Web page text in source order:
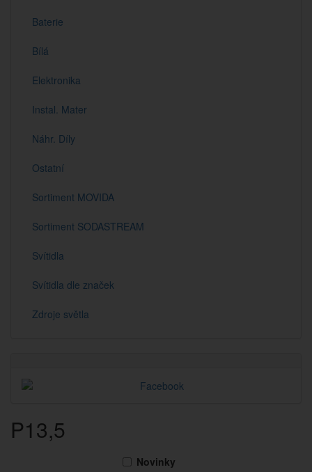
Baterie
Bílá
Elektronika
Instal. Mater
Náhr. Díly
Ostatní
Sortiment MOVIDA
Sortiment SODASTREAM
Svítidla
Svítidla dle značek
Zdroje světla
P13,5
Novinky